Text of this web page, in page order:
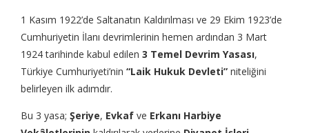
1 Kasım 1922’de Saltanatın Kaldırılması ve 29 Ekim 1923’de
Cumhuriyetin İlanı devrimlerinin hemen ardından 3 Mart
1924 tarihinde kabul edilen 3 Temel Devrim Yasası,
Türkiye Cumhuriyeti’nin “Laik Hukuk Devleti” niteliğini
belirleyen ilk adımdır.
Bu 3 yasa; Şeriye, Evkaf ve Erkanı Harbiye